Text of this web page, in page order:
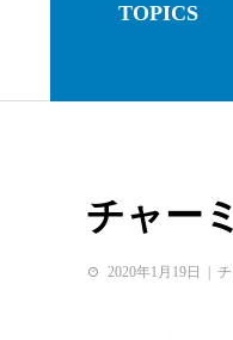
TOPICS
チャー
2020年1月19日